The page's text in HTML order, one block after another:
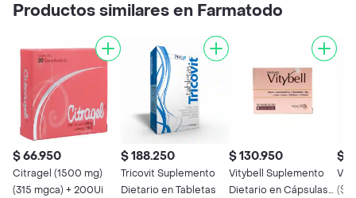
Productos similares en Farmatodo
$ 66.950
Citragel (1500 mg)
(315 mgca) + 200Ui
$ 188.250
Tricovit Suplemento
Dietario en Tabletas
$ 130.950
Vitybell Suplemento
Dietario en Cápsulas
$
(